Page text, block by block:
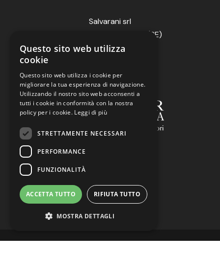
Salvarani srl
via Buonarroti, 2 Poviglio (RE)
Tel: 0522969177
P.IVA 01592070351
Questo sito web utilizza
cookie
Questo sito web utilizza i cookie per
migliorare la tua esperienza di navigazione.
Utilizzando il nostro sito web acconsenti a
tutti i cookie in conformità con la nostra
policy per i cookie. Leggi di più
STRETTAMENTE NECESSARI
PERFORMANCE
FUNZIONALITÀ
ACCETTA TUTTO RIFIUTA TUTTO
MOSTRA DETTAGLI